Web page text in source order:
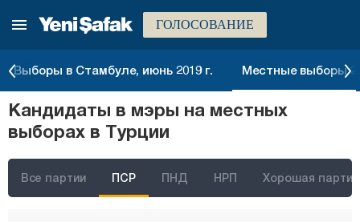
ГОЛОСОВАНИЕ
Выборы в Стамбуле, июнь 2019 г. Местные выборы
Кандидаты в мэры на местных
выборах в Турции
Все партии ПСР ПНД НРП Хорошая партия
Стамбул
Анкара
Адана